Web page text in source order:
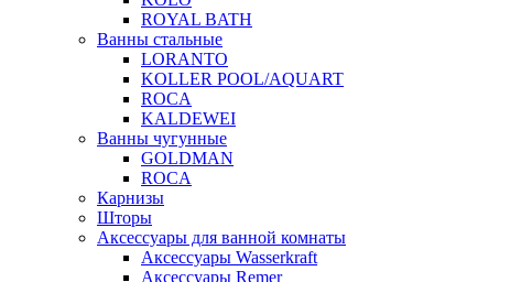
ROYAL BATH
Ванны стальные
LORANTO
KOLLER POOL/AQUART
ROCA
KALDEWEI
Ванны чугунные
GOLDMAN
ROCA
Карнизы
Шторы
Аксессуары для ванной комнаты
Аксессуары Wasserkraft
Аксессуары Remer